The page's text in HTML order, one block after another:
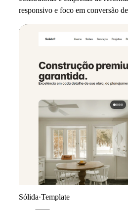
responsivo e foco em conversão
Sólida·Template